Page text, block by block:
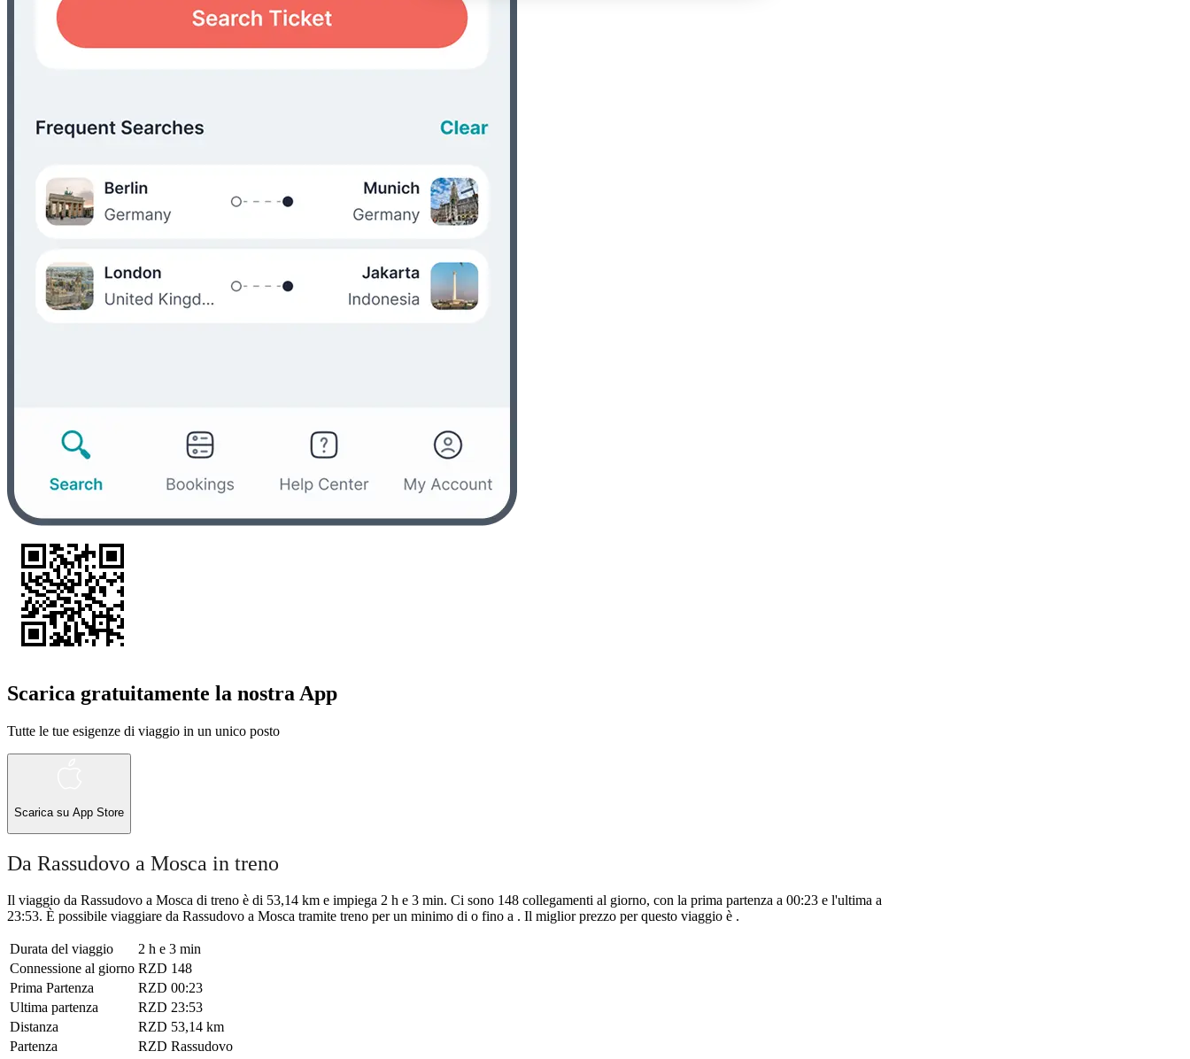
Scarica gratuitamente la nostra App
Tutte le tue esigenze di viaggio in un unico posto
Scarica su App Store
Da Rassudovo a Mosca in treno
Il viaggio da Rassudovo a Mosca di treno è di 53,14 km e impiega 2 h e 3 min. Ci sono 148 collegamenti al giorno, con la prima partenza a 00:23 e l'ultima a
23:53. È possibile viaggiare da Rassudovo a Mosca tramite treno per un minimo di o fino a . Il miglior prezzo per questo viaggio è .
Durata del viaggio
2 h e 3 min
Connessione al giorno RZD 148
Prima Partenza
RZD 00:23
Ultima partenza
RZD 23:53
Distanza
RZD 53,14 km
Partenza
RZD Rassudovo